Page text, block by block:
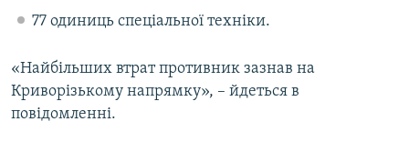
77 одиниць спеціальної техніки.
«Найбільших втрат противник зазнав на
Криворізькому напрямку», – йдеться в
повідомленні.